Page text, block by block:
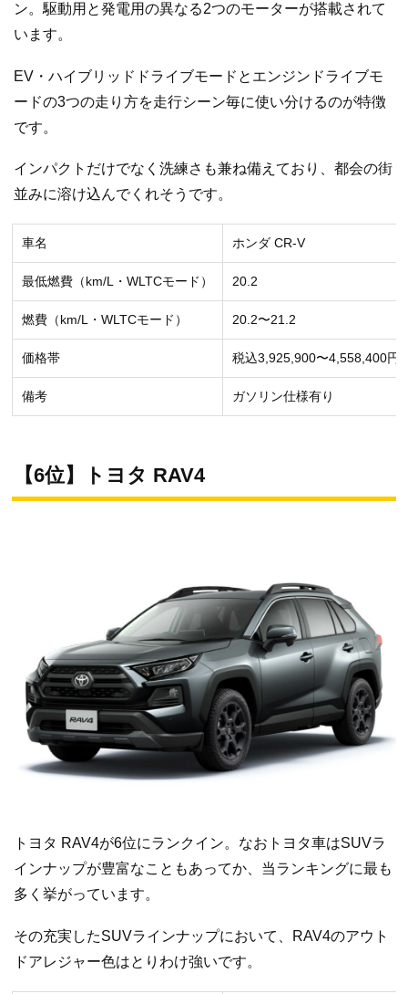
ン。駆動用と発電用の異なる2つのモーターが搭載されて
います。
EV・ハイブリッドドライブモードとエンジンドライブモ
ードの3つの走り方を走行シーン毎に使い分けるのが特徴
です。
インパクトだけでなく洗練さも兼ね備えており、都会の街
並みに溶け込んでくれそうです。
車名 ホンダ CR-V
最低燃費（km/L・WLTCモード） 20.2
燃費（km/L・WLTCモード） 20.2〜21.2
価格帯 税込3,925,900〜4,558,400円
備考 ガソリン仕様有り
【6位】トヨタ RAV4
トヨタ RAV4が6位にランクイン。なおトヨタ車はSUVラ
インナップが豊富なこともあってか、当ランキングに最も
多く挙がっています。
その充実したSUVラインナップにおいて、RAV4のアウト
ドアレジャー色はとりわけ強いです。